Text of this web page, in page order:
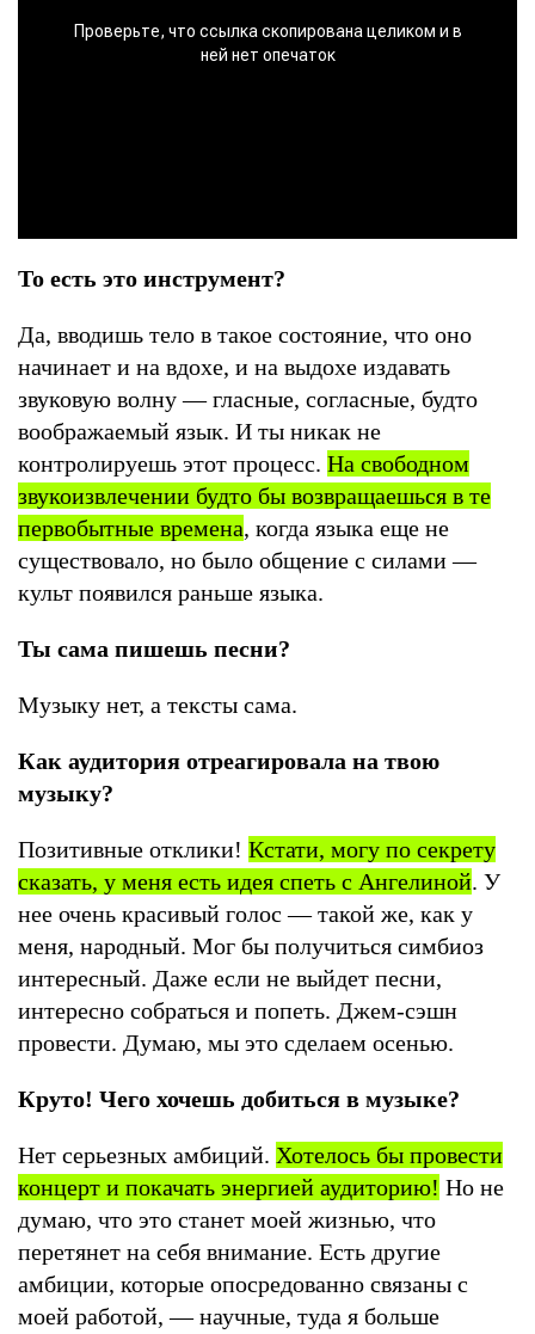
То есть это инструмент?
Да, вводишь тело в такое состояние, что оно
начинает и на вдохе, и на выдохе издавать
звуковую волну — гласные, согласные, будто
воображаемый язык. И ты никак не
контролируешь этот процесс. На свободном
звукоизвлечении будто бы возвращаешься в те
первобытные времена, когда языка еще не
существовало, но было общение с силами —
культ появился раньше языка.
Ты сама пишешь песни?
Музыку нет, а тексты сама.
Как аудитория отреагировала на твою
музыку?
Позитивные отклики! Кстати, могу по секрету
сказать, у меня есть идея спеть с Ангелиной. У
нее очень красивый голос — такой же, как у
меня, народный. Мог бы получиться симбиоз
интересный. Даже если не выйдет песни,
интересно собраться и попеть. Джем-сэшн
провести. Думаю, мы это сделаем осенью.
Круто! Чего хочешь добиться в музыке?
Нет серьезных амбиций. Хотелось бы провести
концерт и покачать энергией аудиторию! Но не
думаю, что это станет моей жизнью, что
перетянет на себя внимание. Есть другие
амбиции, которые опосредованно связаны с
моей работой, — научные, туда я больше